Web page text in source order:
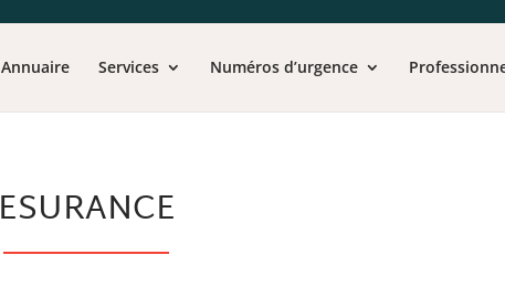
Annuaire Services Numéros d’urgence
ESURANCE